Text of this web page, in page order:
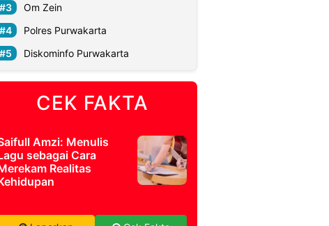
Om Zein
Polres Purwakarta
Diskominfo Purwakarta
CEK FAKTA
Amzi: Menulis
sebagai Cara
Realitas